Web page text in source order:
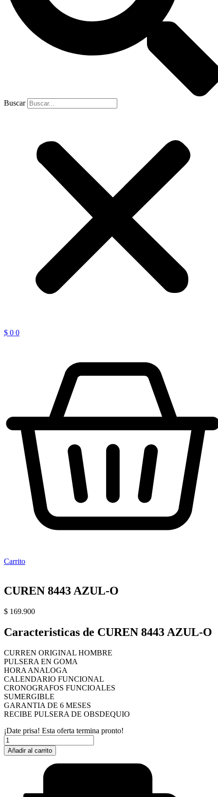
Buscar
$ 0 0
Carrito
CUREN 8443 AZUL-O
$ 169.900
Caracteristicas de CUREN 8443 AZUL-O
CURREN ORIGINAL HOMBRE
PULSERA EN GOMA
HORA ANALOGA
CALENDARIO FUNCIONAL
CRONOGRAFOS FUNCIOALES
SUMERGIBLE
GARANTIA DE 6 MESES
RECIBE PULSERA DE OBSDEQUIO
¡Date prisa! Esta oferta termina pronto!
CUREN
8443
AZUL-
Añadir al carrito